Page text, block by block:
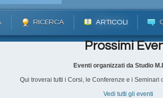
RICERCA ARTICOLI
Prossimi
Eventi organizzati da Studio
Qui troverai tutti i Corsi, le Conferenze e i Seminari
Vedi tutti gli eventi